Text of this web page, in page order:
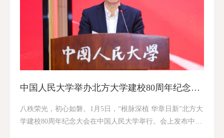
中国人民大学举办北方大学建校80周年纪念大会
八秩荣光，初心如磐。1月5日，“根脉深植 华章日新”北方大
学建校80周年纪念大会在中国人民大学举行。会上发布中国